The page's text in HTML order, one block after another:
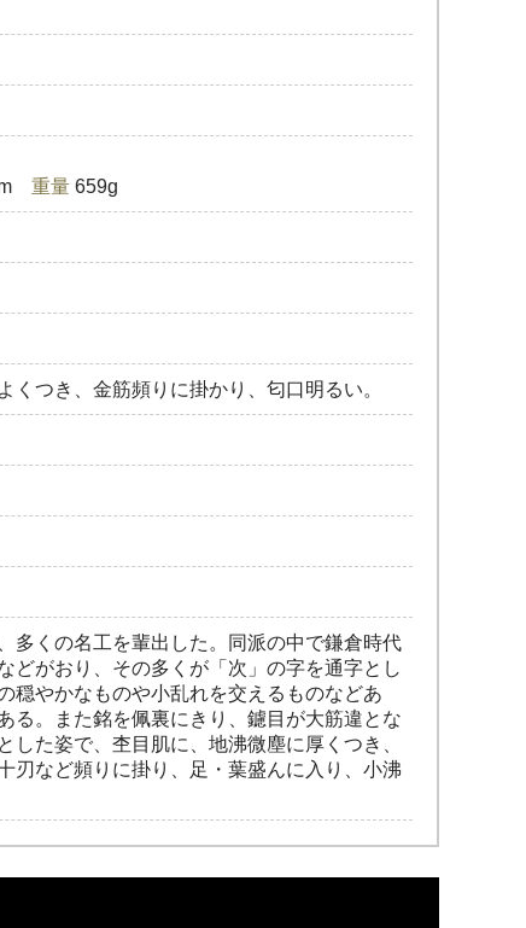
重量659g
つき、金筋頻りに掛かり、匂口明るい。
多くの名工を輩出した。同派の中で鎌倉時代
どがおり、その多くが「次」の字を通字とし
穏やかなものや小乱れを交えるものなどあ
る。また銘を佩裏にきり、鑢目が大筋違とな
た姿で、杢目肌に、地沸微塵に厚くつき、
刃など頻りに掛り、足・葉盛んに入り、小沸